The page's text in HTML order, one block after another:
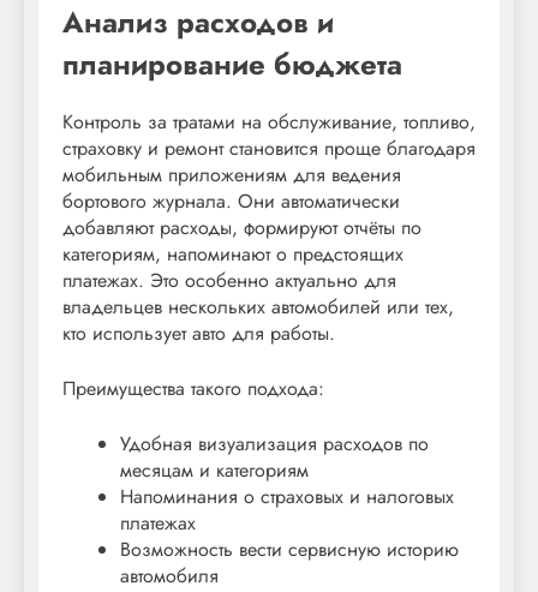
Анализ расходов и
планирование бюджета
Контроль за тратами на обслуживание, топливо,
страховку и ремонт становится проще благодаря
мобильным приложениям для ведения
бортового журнала. Они автоматически
добавляют расходы, формируют отчёты по
категориям, напоминают о предстоящих
платежах. Это особенно актуально для
владельцев нескольких автомобилей или тех,
кто использует авто для работы.
Преимущества такого подхода:
Удобная визуализация расходов по
месяцам и категориям
Напоминания о страховых и налоговых
платежах
Возможность вести сервисную историю
автомобиля